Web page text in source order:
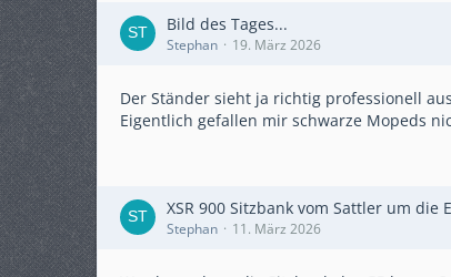
Bild des Tages...
Stephan 19. März 2026
Der Ständer sieht ja richtig professionell
Eigentlich gefallen mir schwarze Mopeds
XSR 900 Sitzbank vom Sattler um die
Stephan 11. März 2026